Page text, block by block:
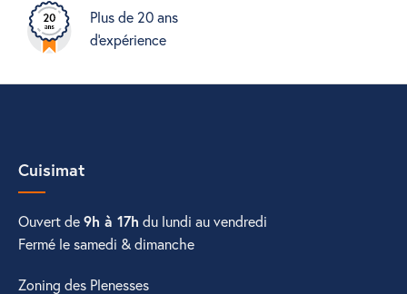
Plus de 20 ans
d'expérience
Cuisimat
Ouvert de9h à 17h du lundi au vendredi
Fermé le samedi & dimanche
Zoning des Plenesses